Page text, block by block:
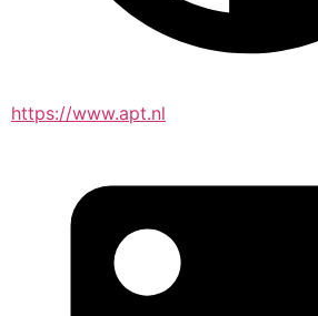
https://www.apt.nl